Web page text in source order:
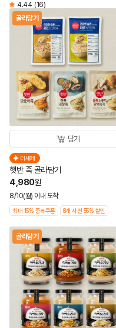
4.44 (16)
골라담기
담기
더세페
햇반 죽 골라담기
4,980원
8/10(월) 이내 도착
최대 15% 중복쿠폰 8개 사면 55% 할인
골라담기